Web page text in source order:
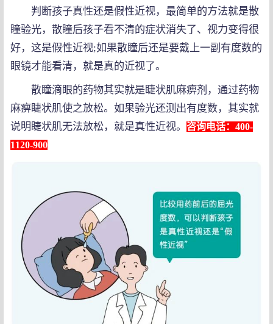
判断孩子真性还是假性近视，最简单的方法就是散
瞳验光，散瞳后孩子看不清的症状消失了、视力变得很
好，这是假性近视;如果散瞳后还是要戴上一副有度数的
眼镜才能看清，就是真的近视了。
散瞳滴眼的药物其实就是睫状肌麻痹剂，通过药物
麻痹睫状肌使之放松。如果验光还测出有度数，其实就
说明睫状肌无法放松，就是真性近视。 咨询电话：400-
1120-900